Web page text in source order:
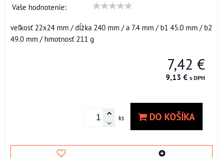
Vaše hodnotenie:
veľkosť 22x24 mm / dĺžka 240 mm / a 7.4 mm / b1 45.0 mm / b2
49.0 mm / hmotnosť 211 g
7,42 €
9,13 € s DPH
ks DO KOŠÍKA